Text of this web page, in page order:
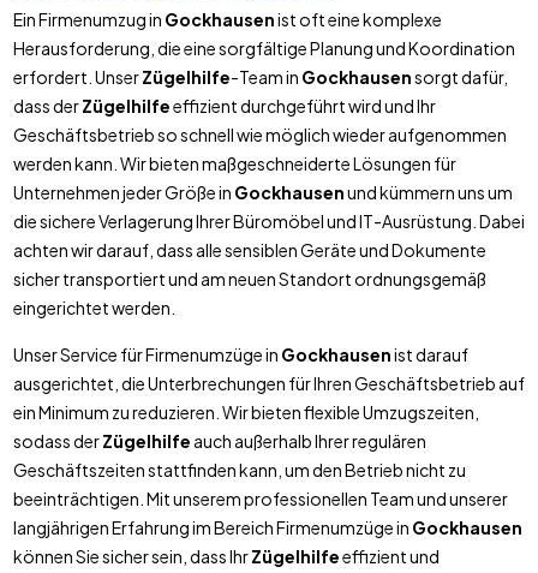
Ein Firmenumzug in Gockhausenist oft eine komplexe
Herausforderung, die eine sorgfältige Planung und Koordination
erfordert. UnserZügelhilfe-Team in Gockhausensorgt dafür,
dass derZügelhilfeeffizient durchgeführt wird und Ihr
Geschäftsbetrieb so schnell wie möglich wieder aufgenommen
werden kann. Wir bieten maßgeschneiderte Lösungen für
Unternehmen jeder Größe in Gockhausenund kümmern uns um
die sichere Verlagerung Ihrer Büromöbel und IT-Ausrüstung. Dabei
achten wir darauf, dass alle sensiblen Geräte und Dokumente
sicher transportiert und am neuen Standort ordnungsgemäß
eingerichtet werden.
Unser Service für Firmenumzüge in Gockhausenist darauf
ausgerichtet, die Unterbrechungen für Ihren Geschäftsbetrieb auf
ein Minimum zu reduzieren. Wir bieten flexible Umzugszeiten,
sodass derZügelhilfe auch außerhalb Ihrer regulären
Geschäftszeiten stattfinden kann, um den Betrieb nicht zu
beeinträchtigen. Mit unserem professionellen Team und unserer
langjährigen Erfahrung im Bereich Firmenumzüge in Gockhausen
können Sie sicher sein, dass IhrZügelhilfeeffizient und